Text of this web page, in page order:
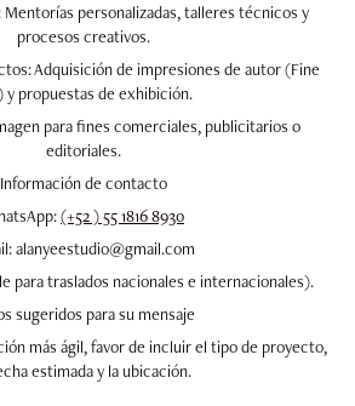
Mentorías personalizadas, talleres técnicos y
procesos creativos.
Adquisición de impresiones de autor (Fine
y propuestas de exhibición.
para fines comerciales, publicitarios o
editoriales.
Información de contacto
(+52 ) 55 1816 8930
alanyeestudio@gmail.com
para traslados nacionales e internacionales).
sugeridos para su mensaje
más ágil, favor de incluir el tipo de proyecto,
estimada y la ubicación.